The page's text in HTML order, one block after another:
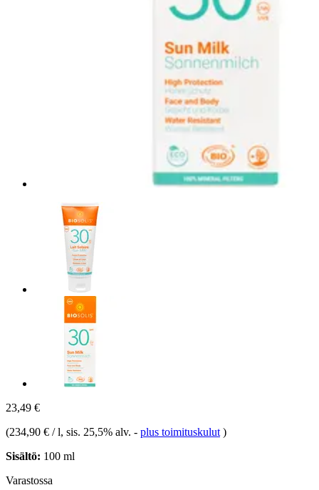
23,49 €
(234,90 € / l, sis. 25,5% alv. - plus toimituskulut )
Sisältö: 100 ml
Varastossa